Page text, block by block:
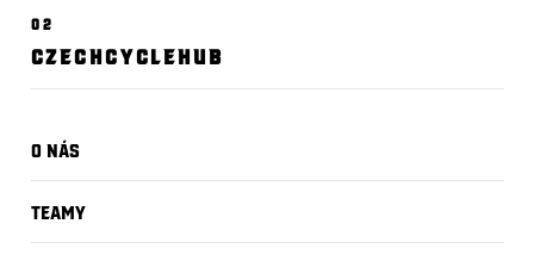
02
CZECHCYCLEHUB
O nás
Teamy